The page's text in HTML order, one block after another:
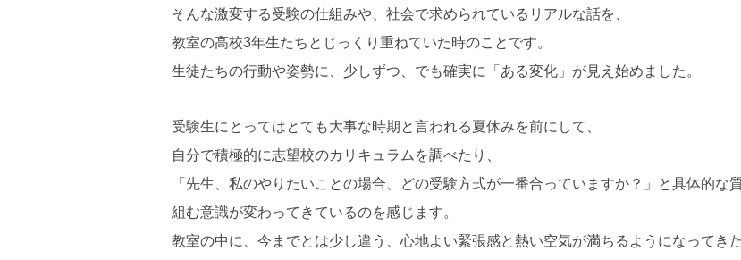
そんな激変する受験の仕組みや、社会で求められているリアルな話を、
教室の高校3年生たちとじっくり重ねていた時のことです。
生徒たちの行動や姿勢に、少しずつ、でも確実に「ある変化」が見え始めました。
受験生にとってはとても大事な時期と言われる夏休みを前にして、
自分で積極的に志望校のカリキュラムを調べたり、
「先生、私のやりたいことの場合、どの受験方式が一番合っていますか？」と具体的な
組む意識が変わってきているのを感じます。
教室の中に、今までとは少し違う、心地よい緊張感と熱い空気が満ちるようになってきた